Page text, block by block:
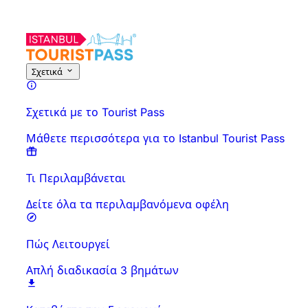
Σχετικά
Σχετικά με το Tourist Pass
Μάθετε περισσότερα για το Istanbul Tourist Pass
Τι Περιλαμβάνεται
Δείτε όλα τα περιλαμβανόμενα οφέλη
Πώς Λειτουργεί
Απλή διαδικασία 3 βημάτων